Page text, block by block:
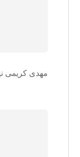
مهدی کریمی